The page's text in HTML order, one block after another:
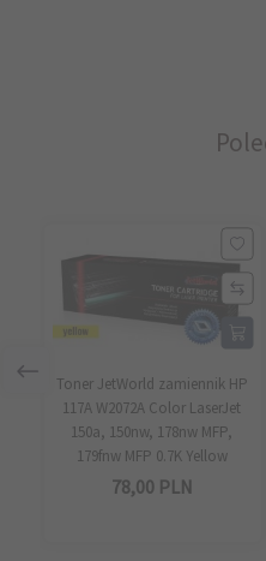
Toner JetWorld zamiennik HP
117A W2072A Color LaserJet
150a, 150nw, 178nw MFP,
179fnw MFP 0.7K Yellow
78,00 PLN